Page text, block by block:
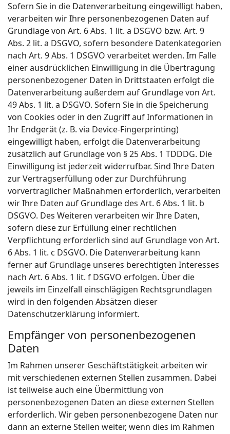
Sofern Sie in die Datenverarbeitung eingewilligt haben,
verarbeiten wir Ihre personenbezogenen Daten auf
Grundlage von Art. 6 Abs. 1 lit. a DSGVO bzw. Art. 9
Abs. 2 lit. a DSGVO, sofern besondere Datenkategorien
nach Art. 9 Abs. 1 DSGVO verarbeitet werden. Im Falle
einer ausdrücklichen Einwilligung in die Übertragung
personenbezogener Daten in Drittstaaten erfolgt die
Datenverarbeitung außerdem auf Grundlage von Art.
49 Abs. 1 lit. a DSGVO. Sofern Sie in die Speicherung
von Cookies oder in den Zugriff auf Informationen in
Ihr Endgerät (z. B. via Device-Fingerprinting)
eingewilligt haben, erfolgt die Datenverarbeitung
zusätzlich auf Grundlage von § 25 Abs. 1 TDDDG. Die
Einwilligung ist jederzeit widerrufbar. Sind Ihre Daten
zur Vertragserfüllung oder zur Durchführung
vorvertraglicher Maßnahmen erforderlich, verarbeiten
wir Ihre Daten auf Grundlage des Art. 6 Abs. 1 lit. b
DSGVO. Des Weiteren verarbeiten wir Ihre Daten,
sofern diese zur Erfüllung einer rechtlichen
Verpflichtung erforderlich sind auf Grundlage von Art.
6 Abs. 1 lit. c DSGVO. Die Datenverarbeitung kann
ferner auf Grundlage unseres berechtigten Interesses
nach Art. 6 Abs. 1 lit. f DSGVO erfolgen. Über die
jeweils im Einzelfall einschlägigen Rechtsgrundlagen
wird in den folgenden Absätzen dieser
Datenschutzerklärung informiert.
Empfänger von personenbezogenen
Daten
Im Rahmen unserer Geschäftstätigkeit arbeiten wir
mit verschiedenen externen Stellen zusammen. Dabei
ist teilweise auch eine Übermittlung von
personenbezogenen Daten an diese externen Stellen
erforderlich. Wir geben personenbezogene Daten nur
dann an externe Stellen weiter, wenn dies im Rahmen